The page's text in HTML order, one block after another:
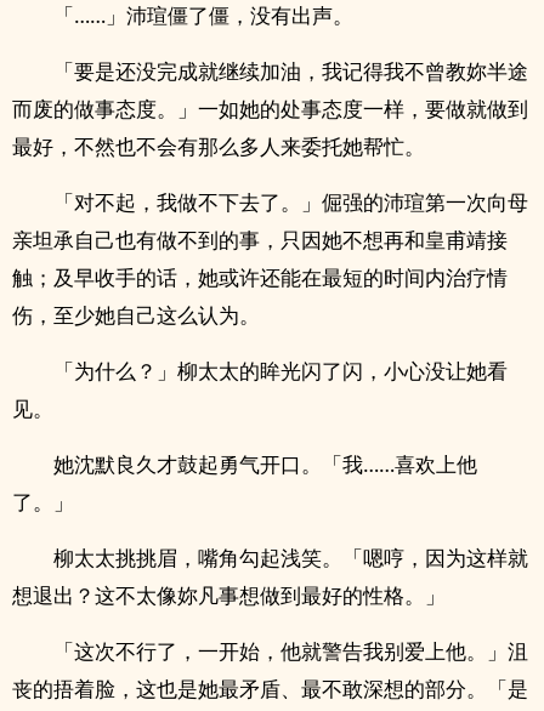
「……」沛瑄僵了僵，没有出声。
「要是还没完成就继续加油，我记得我不曾教妳半途
而废的做事态度。」一如她的处事态度一样，要做就做到
最好，不然也不会有那么多人来委托她帮忙。
「对不起，我做不下去了。」倔强的沛瑄第一次向母
亲坦承自己也有做不到的事，只因她不想再和皇甫靖接
触；及早收手的话，她或许还能在最短的时间内治疗情
伤，至少她自己这么认为。
「为什么？」柳太太的眸光闪了闪，小心没让她看
见。
她沈默良久才鼓起勇气开口。「我……喜欢上他
了。」
柳太太挑挑眉，嘴角勾起浅笑。「嗯哼，因为这样就
想退出？这不太像妳凡事想做到最好的性格。」
「这次不行了，一开始，他就警告我别爱上他。」沮
丧的捂着脸，这也是她最矛盾、最不敢深想的部分。「是